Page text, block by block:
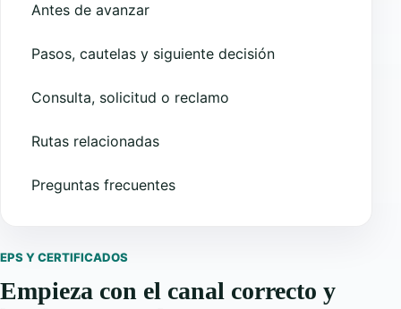
Antes de avanzar
Pasos, cautelas y siguiente decisión
Consulta, solicitud o reclamo
Rutas relacionadas
Preguntas frecuentes
EPS Y CERTIFICADOS
Empieza con el canal correcto y